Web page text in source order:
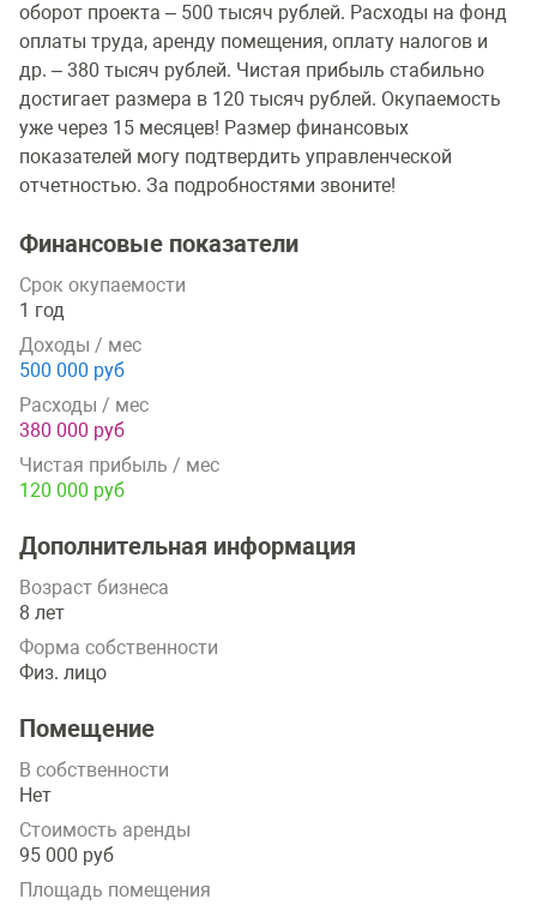
оборот проекта – 500 тысяч рублей. Расходы на фонд
оплаты труда, аренду помещения, оплату налогов и
др. – 380 тысяч рублей. Чистая прибыль стабильно
достигает размера в 120 тысяч рублей. Окупаемость
уже через 15 месяцев! Размер финансовых
показателей могу подтвердить управленческой
отчетностью. За подробностями звоните!
Финансовые показатели
Срок окупаемости
1 год
Доходы / мес
500 000 руб
Расходы / мес
380 000 руб
Чистая прибыль / мес
120 000 руб
Дополнительная информация
Возраст бизнеса
8 лет
Форма собственности
Физ. лицо
Помещение
В собственности
Нет
Стоимость аренды
95 000 руб
Площадь помещения